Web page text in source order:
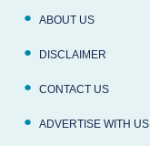
ABOUT US
DISCLAIMER
CONTACT US
ADVERTISE WITH US